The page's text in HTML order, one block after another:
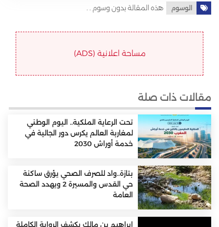
الوسوم هذه المقالة بدون وسوم . .
مساحة اعلانية (ADS)
مقالات ذات صلة
تحت الرعاية الملكية.. اليوم الوطني
لمغاربة العالم يكرس دور الجالية في
خدمة أوراش 2030
بتازة..واد للصرف الصحي يؤرق ساكنة
حي القدس والمسيرة 2 ويهدد الصحة
العامة
إبراهيم بن مالك يكشف الرواية الكاملة